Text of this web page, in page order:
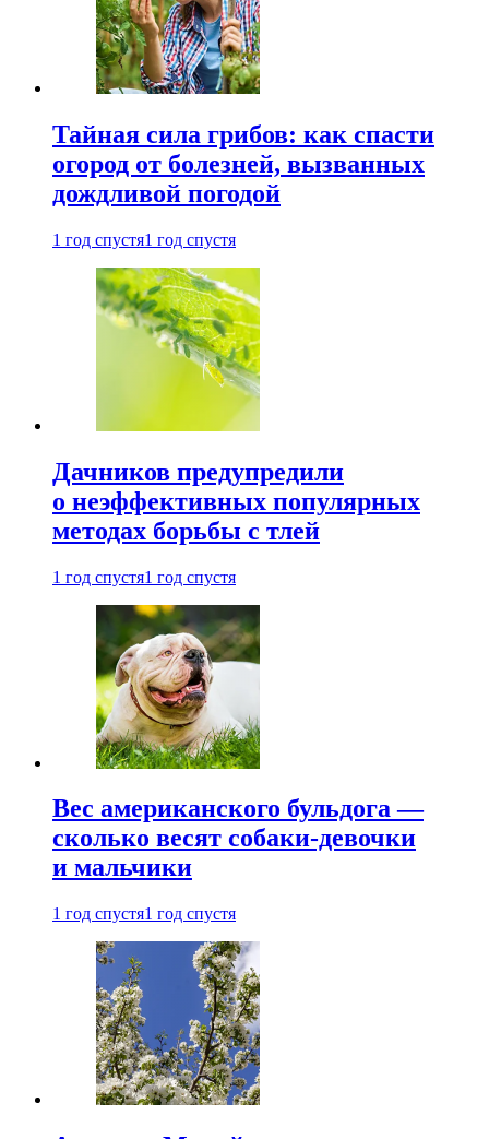
Тайная сила грибов: как спасти
огород от болезней, вызванных
дождливой погодой
1 год спустя1 год спустя
Дачников предупредили
о неэффективных популярных
методах борьбы с тлей
1 год спустя1 год спустя
Вес американского бульдога —
сколько весят собаки-девочки
и мальчики
1 год спустя1 год спустя